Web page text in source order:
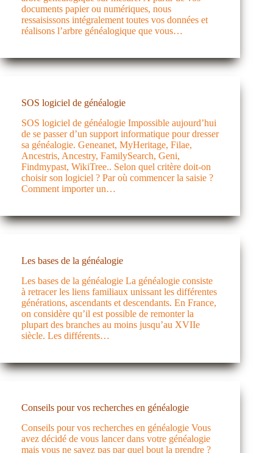
documents papier ou numériques, nous
ressaisissons intégralement toutes vos données et
réalisons l’arbre généalogique que vous…
SOS logiciel de généalogie
SOS logiciel de généalogie Impossible aujourd’hui
de se passer d’un support informatique pour dresser
sa généalogie. Geneanet, MyHeritage, Filae,
Ancestris, Ancestry, FamilySearch, Geni,
Findmypast, WikiTree.. Selon quel critère doit-on
choisir son logiciel ? Par où commencer la saisie ?
Comment importer un…
Les bases de la généalogie
Les bases de la généalogie La généalogie consiste
à retracer les liens familiaux unissant les différentes
générations, ascendants et descendants. En France,
on considère qu’il est possible de remonter la
plupart des branches au moins jusqu’au XVIIe
siècle. Les différents…
Conseils pour vos recherches en généalogie
Conseils pour vos recherches en généalogie Vous
avez décidé de vous lancer dans votre généalogie
mais vous ne savez pas par quel bout la prendre ?